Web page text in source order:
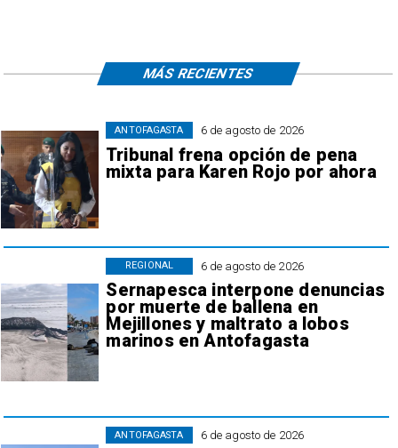
6 de agosto de 2026
Tribunal frena opción de pena
mixta para Karen Rojo por ahora
ANTOFAGASTA
6 de agosto de 2026
Sernapesca interpone denuncias
por muerte de ballena en
Mejillones y maltrato a lobos
marinos en Antofagasta
REGIONAL
6 de agosto de 2026
ANTOFAGASTA
MÁS RECIENTES